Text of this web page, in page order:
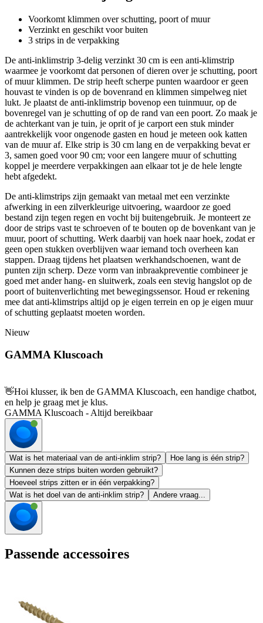
Voorkomt klimmen over schutting, poort of muur
Verzinkt en geschikt voor buiten
3 strips in de verpakking
De anti-inklimstrip 3-delig verzinkt 30 cm is een anti-klimstrip
waarmee je voorkomt dat personen of dieren over je schutting, poort
of muur klimmen. De strip heeft scherpe punten waardoor er geen
houvast te vinden is op de bovenrand en klimmen simpelweg niet
lukt. Je plaatst de anti-inklimstrip bovenop een tuinmuur, op de
bovenregel van je schutting of op de rand van een poort. Zo maak je
de achterkant van je tuin, je oprit of je carport een stuk minder
aantrekkelijk voor ongenode gasten en houd je meteen ook katten
van de muur af. Elke strip is 30 cm lang en de verpakking bevat er
3, samen goed voor 90 cm; voor een langere muur of schutting
koppel je meerdere verpakkingen aan elkaar tot je de hele lengte
hebt afgedekt.
De anti-klimstrips zijn gemaakt van metaal met een verzinkte
afwerking in een zilverkleurige uitvoering, waardoor ze goed
bestand zijn tegen regen en vocht bij buitengebruik. Je monteert ze
door de strips vast te schroeven of te bouten op de bovenkant van je
muur, poort of schutting. Werk daarbij van hoek naar hoek, zodat er
geen open stukken overblijven waar iemand toch overheen kan
stappen. Draag tijdens het plaatsen werkhandschoenen, want de
punten zijn scherp. Deze vorm van inbraakpreventie combineer je
goed met ander hang- en sluitwerk, zoals een stevig hangslot op de
poort of buitenverlichting met bewegingssensor. Houd er rekening
mee dat anti-klimstrips altijd op je eigen terrein en op je eigen muur
of schutting geplaatst moeten worden.
Nieuw
GAMMA Kluscoach
👋Hoi klusser, ik ben de GAMMA Kluscoach, een handige chatbot,
en help je graag met je klus.
GAMMA Kluscoach - Altijd bereikbaar
Wat is het materiaal van de anti-inklim strip?
Hoe lang is één strip?
Kunnen deze strips buiten worden gebruikt?
Hoeveel strips zitten er in één verpakking?
Wat is het doel van de anti-inklim strip?
Andere vraag...
Passende accessoires